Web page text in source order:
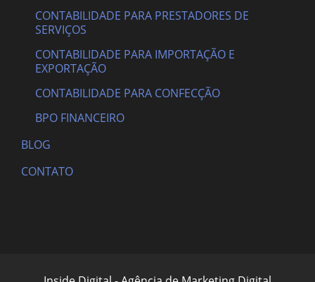
CONTABILIDADE PARA PRESTADORES DE
SERVIÇOS
CONTABILIDADE PARA IMPORTAÇÃO E
EXPORTAÇÃO
CONTABILIDADE PARA CONFECÇÃO
BPO FINANCEIRO
BLOG
CONTATO